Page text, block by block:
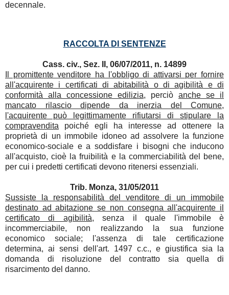
decennale.
RACCOLTA DI SENTENZE
Cass. civ., Sez. II, 06/07/2011, n. 14899
Il promittente venditore ha l'obbligo di attivarsi per fornire
all'acquirente i certificati di abitabilità o di agibilità e di
conformità alla concessione edilizia, perciò anche se il
mancato rilascio dipende da inerzia del Comune,
l'acquirente può legittimamente rifiutarsi di stipulare la
compravendita poiché egli ha interesse ad ottenere la
proprietà di un immobile idoneo ad assolvere la funzione
economico-sociale e a soddisfare i bisogni che inducono
all'acquisto, cioè la fruibilità e la commerciabilità del bene,
per cui i predetti certificati devono ritenersi essenziali.
Trib. Monza, 31/05/2011
Sussiste la responsabilità del venditore di un immobile
destinato ad abitazione se non consegna all'acquirente il
certificato di agibilità, senza il quale l'immobile è
incommerciabile, non realizzando la sua funzione
economico sociale; l'assenza di tale certificazione
determina, ai sensi dell'art. 1497 c.c., e giustifica sia la
domanda di risoluzione del contratto sia quella di
risarcimento del danno.